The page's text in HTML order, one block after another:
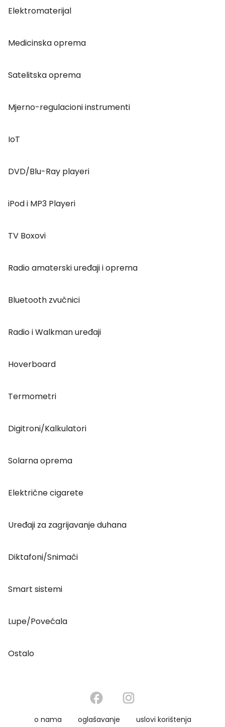
Elektromaterijal
Medicinska oprema
Satelitska oprema
Mjerno-regulacioni instrumenti
IoT
DVD/Blu-Ray playeri
iPod i MP3 Playeri
TV Boxovi
Radio amaterski uređaji i oprema
Bluetooth zvučnici
Radio i Walkman uređaji
Hoverboard
Termometri
Digitroni/Kalkulatori
Solarna oprema
Električne cigarete
Uređaji za zagrijavanje duhana
Diktafoni/Snimači
Smart sistemi
Lupe/Povećala
Ostalo
o nama oglašavanje uslovi korištenja